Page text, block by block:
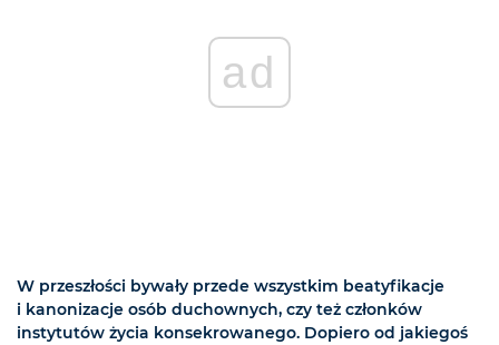
ad
W przeszłości bywały przede wszystkim beatyfikacje
i kanonizacje osób duchownych, czy też członków
instytutów życia konsekrowanego. Dopiero od jakiegoś